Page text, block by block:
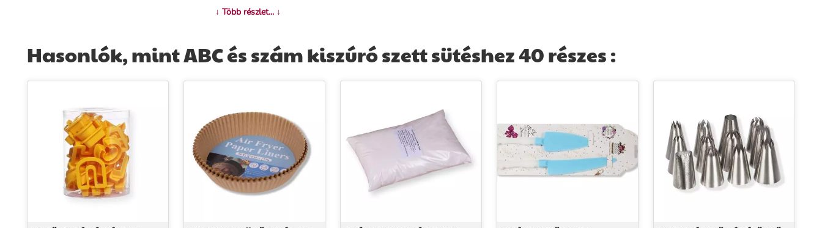
↓ Több részlet... ↓
Hasonlók, mint ABC és szám kiszúró szett sütéshez 40 részes :